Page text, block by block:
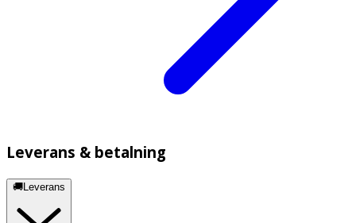
Leverans & betalning
🚚Leverans